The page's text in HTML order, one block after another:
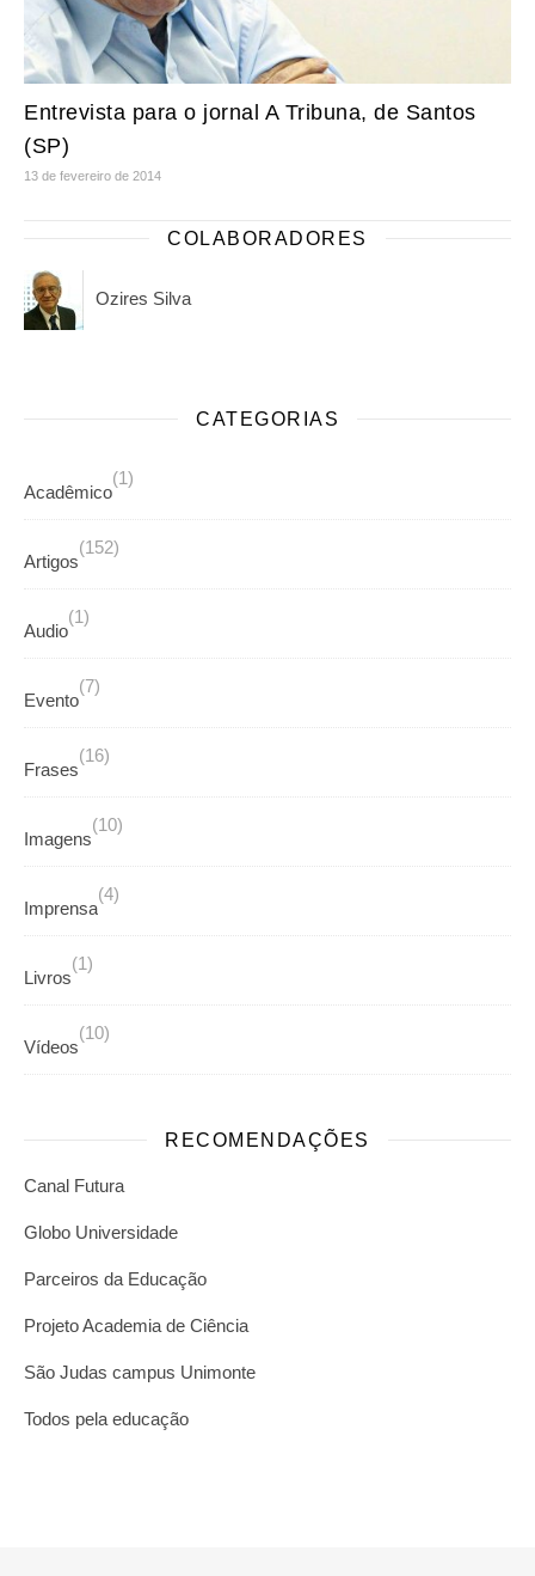
Entrevista para o jornal A Tribuna, de Santos
(SP)
13 de fevereiro de 2014
COLABORADORES
Ozires Silva
CATEGORIAS
Acadêmico
(1)
Artigos
(152)
Audio
(1)
Evento
(7)
Frases
(16)
Imagens
(10)
Imprensa
(4)
Livros
(1)
Vídeos
(10)
RECOMENDAÇÕES
Canal Futura
Globo Universidade
Parceiros da Educação
Projeto Academia de Ciência
São Judas campus Unimonte
Todos pela educação